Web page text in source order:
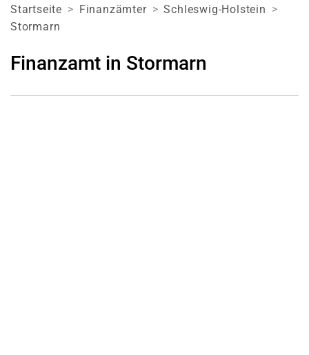
Startseite Finanzämter
Schleswig-Holstein
Stormarn
Finanzamt in Stormarn